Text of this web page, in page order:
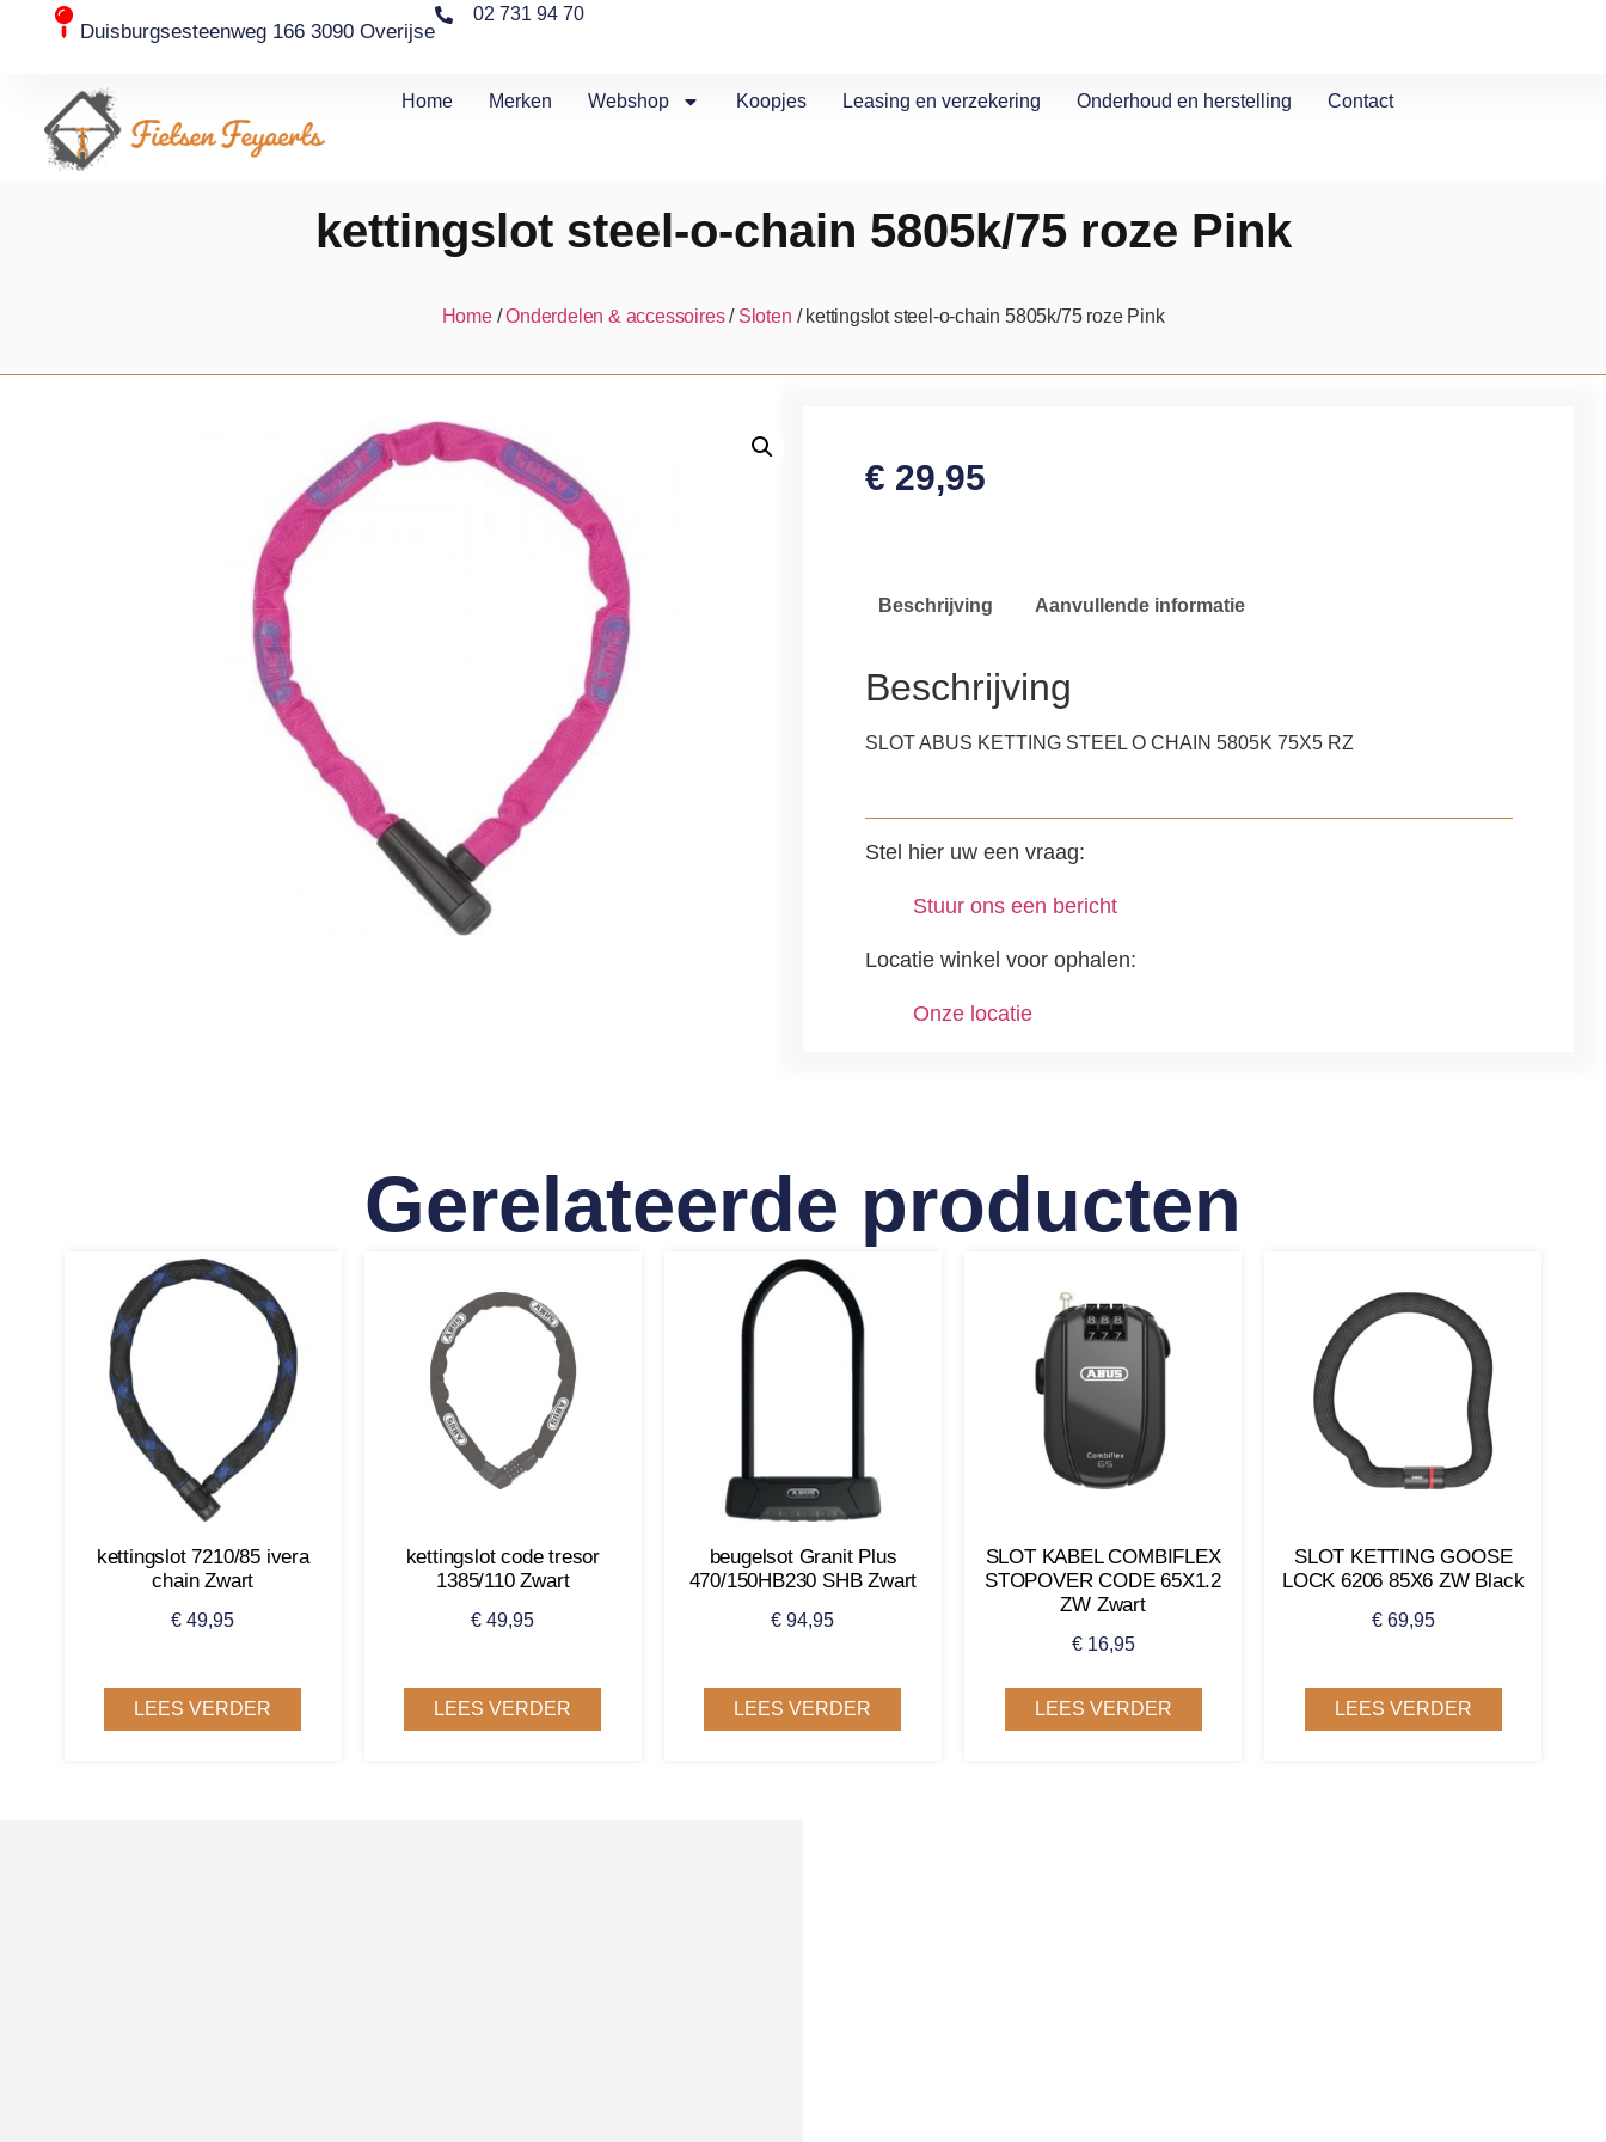
Duisburgsesteenweg 166 3090 Overijse
02 731 94 70
Home Merken Webshop Koopjes Leasing en verzekering Onderhoud en herstelling Contact
kettingslot steel-o-chain 5805k/75 roze Pink
Home/Onderdelen & accessoires/ Sloten / kettingslot steel-o-chain 5805k/75 roze Pink
€ 29,95
Beschrijving Aanvullende informatie
Beschrijving
SLOT ABUS KETTING STEEL O CHAIN 5805K 75X5 RZ
Stel hier uw een vraag:
Stuur ons een bericht
Locatie winkel voor ophalen:
Onze locatie
Gerelateerde producten
kettingslot 7210/85 ivera
chain Zwart
€ 49,95
LEES VERDER
kettingslot code tresor
1385/110 Zwart
€ 49,95
LEES VERDER
beugelsot Granit Plus
470/150HB230 SHB Zwart
€ 94,95
LEES VERDER
SLOT KABEL COMBIFLEX
STOPOVER CODE 65X1.2
ZW Zwart
€16,95
LEES VERDER
SLOT KETTING GOOSE
LOCK 6206 85X6 ZW Black
€69,95
LEES VERDER